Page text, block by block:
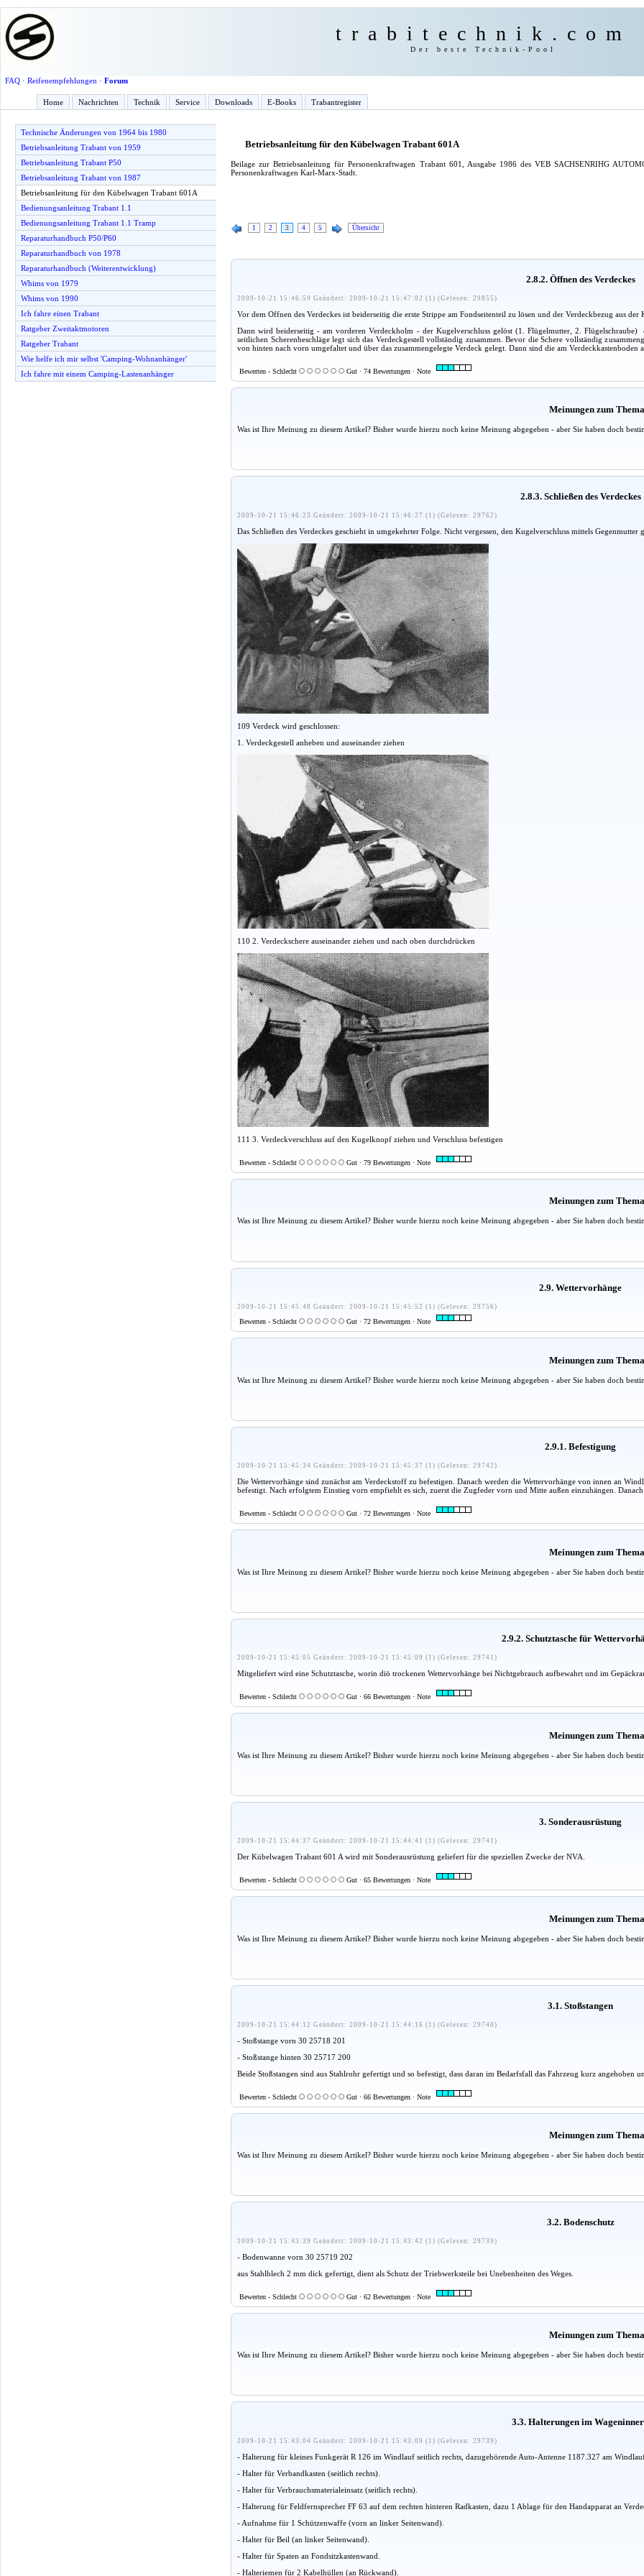
trabitechnik.com
Der beste Technik-Pool
FAQ· Reifenempfehlungen · Forum
Home Nachrichten Technik Service Downloads E-Books Trabantregister
Technische Änderungen von 1964 bis 1980
Betriebsanleitung Trabant von 1959
Betriebsanleitung Trabant P50
Betriebsanleitung Trabant von 1987
Betriebsanleitung für den Kübelwagen Trabant 601A
Bedienungsanleitung Trabant 1.1
Bedienungsanleitung Trabant 1.1 Tramp
Reparaturhandbuch P50/P60
Reparaturhandbuch von 1978
Reparaturhandbuch (Weiterentwicklung)
Whims von 1979
Whims von 1990
Ich fahre einen Trabant
Ratgeber Zweitaktmotoren
Ratgeber Trabant
Wie helfe ich mir selbst 'Camping-Wohnanhänger'
Ich fahre mit einem Camping-Lastenanhänger
Betriebsanleitung für den Kübelwagen Trabant 601A
Beilage zur Betriebsanleitung für Personenkraftwagen Trabant 601, Ausgabe 1986 des VEB SACHSENRIHG
Personenkraftwagen Karl-Marx-Stadt.
1 2 3 4 5 Übersicht
2.8.2. Öffnen des Verdeckes
2009-10-21 15:46:59 Geändert: 2009-10-21 15:47:02 (1) (Gelesen: 29855)
Vor dem Offnen des Verdeckes ist beiderseitig die erste Strippe am Fondseitenteil zu lösen und der Verdeckbezug aus der
Dann wird beiderseitig - am vorderen Verdeckholm - der Kugelverschluss gelöst (1. Flügelmutter, 2.
seitlichen Scherenbeschläge legt sich das Verdeckgestell vollständig zusammen. Bevor die Schere vollständig
von hinten nach vorn umgefaltet und über das zusammengelegte Verdeck gelegt. Dann sind die am Verdeckkastenboden
Bewerten - Schlecht Gut · 74 Bewertungen · Note
Meinungen zum Thema
Was ist Ihre Meinung zu diesem Artikel? Bisher wurde hierzu noch keine Meinung abgegeben - aber Sie haben doch
2.8.3. Schließen des Verdeckes
2009-10-21 15:46:23 Geändert: 2009-10-21 15:46:27 (1) (Gelesen: 29762)
Das Schließen des Verdeckes geschieht in umgekehrter Folge. Nicht vergessen, den Kugelverschluss mittels Gegenmutter
109 Verdeck wird geschlossen:
1. Verdeckgestell anheben und auseinander ziehen
110 2. Verdeckschere auseinander ziehen und nach oben durchdrücken
111 3. Verdeckverschluss auf den Kugelknopf ziehen und Verschluss befestigen
Bewerten - Schlecht Gut · 79 Bewertungen · Note
Meinungen zum Thema
Was ist Ihre Meinung zu diesem Artikel? Bisher wurde hierzu noch keine Meinung abgegeben - aber Sie haben doch
2.9. Wettervorhänge
2009-10-21 15:45:48 Geändert: 2009-10-21 15:45:52 (1) (Gelesen: 29756)
Bewerten - Schlecht Gut · 72 Bewertungen · Note
Meinungen zum Thema
Was ist Ihre Meinung zu diesem Artikel? Bisher wurde hierzu noch keine Meinung abgegeben - aber Sie haben doch
2.9.1. Befestigung
2009-10-21 15:45:34 Geändert: 2009-10-21 15:45:37 (1) (Gelesen: 29742)
Die Wettervorhänge sind zunächst am Verdeckstoff zu befestigen. Danach werden die Wettervorhänge von innen an
befestigt. Nach erfolgtem Einstieg vorn empfiehlt es sich, zuerst die Zugfeder vorn und Mitte außen einzuhängen.
Bewerten - Schlecht Gut · 72 Bewertungen · Note
Meinungen zum Thema
Was ist Ihre Meinung zu diesem Artikel? Bisher wurde hierzu noch keine Meinung abgegeben - aber Sie haben doch
2.9.2. Schutztasche für
2009-10-21 15:45:05 Geändert: 2009-10-21 15:45:09 (1) (Gelesen: 29741)
Mitgeliefert wird eine Schutztasche, worin diö trockenen Wettervorhänge bei Nichtgebrauch aufbewahrt und im
Bewerten - Schlecht Gut · 66 Bewertungen · Note
Meinungen zum Thema
Was ist Ihre Meinung zu diesem Artikel? Bisher wurde hierzu noch keine Meinung abgegeben - aber Sie haben doch
3. Sonderausrüstung
2009-10-21 15:44:37 Geändert: 2009-10-21 15:44:41 (1) (Gelesen: 29741)
Der Kübelwagen Trabant 601 A wird mit Sonderausrüstung geliefert für die speziellen Zwecke der NVA.
Bewerten - Schlecht Gut · 65 Bewertungen · Note
Meinungen zum Thema
Was ist Ihre Meinung zu diesem Artikel? Bisher wurde hierzu noch keine Meinung abgegeben - aber Sie haben doch
3.1. Stoßstangen
2009-10-21 15:44:12 Geändert: 2009-10-21 15:44:16 (1) (Gelesen: 29740)
- Stoßstange vorn 30 25718 201
- Stoßstange hinten 30 25717 200
Beide Stoßstangen sind aus Stahlrohr gefertigt und so befestigt, dass daran im Bedarfsfall das Fahrzeug kurz angehoben
Bewerten - Schlecht Gut · 66 Bewertungen · Note
Meinungen zum Thema
Was ist Ihre Meinung zu diesem Artikel? Bisher wurde hierzu noch keine Meinung abgegeben - aber Sie haben doch
3.2. Bodenschutz
2009-10-21 15:43:39 Geändert: 2009-10-21 15:43:42 (1) (Gelesen: 29739)
- Bodenwanne vorn 30 25719 202
aus Stahlblech 2 mm dick gefertigt, dient als Schutz der Triebwerksteile bei Unebenheiten des Weges.
Bewerten - Schlecht Gut · 62 Bewertungen · Note
Meinungen zum Thema
Was ist Ihre Meinung zu diesem Artikel? Bisher wurde hierzu noch keine Meinung abgegeben - aber Sie haben doch
3.3. Halterungen im
2009-10-21 15:43:04 Geändert: 2009-10-21 15:43:09 (1) (Gelesen: 29739)
- Halterung für kleines Funkgerät R 126 im Windlauf seitlich rechts, dazugehörende Auto-Antenne 1187.327 am Windlauf
- Halter für Verbandkasten (seitlich rechts).
- Halter für Verbrauchsmaterialeinsatz (seitlich rechts).
- Halterung für Feldfernsprecher FF 63 auf dem rechten hinteren Radkasten, dazu 1 Ablage für den Handapparat an
- Aufnahme für 1 Schützenwaffe (vorn an linker Seitenwand).
- Halter für Beil (an linker Seitenwand).
- Halter für Spaten an Fondsitzkastenwand.
- Halteriemen für 2 Kabelhüllen (an Rückwand).